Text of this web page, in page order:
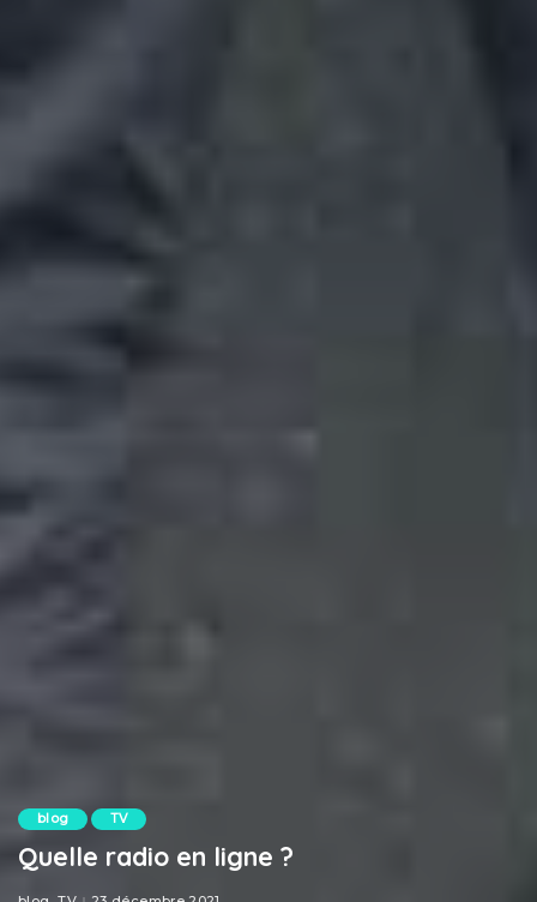
blog TV
Quelle radio en ligne ?